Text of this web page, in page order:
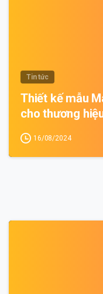
Tin tức
Thiết kế mẫu
cho thương
16/08/2024